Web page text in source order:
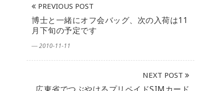
PREVIOUS POST
博士と一緒にオフ会バッグ、次の入荷は11
月下旬の予定です
― 2010-11-11
NEXT POST